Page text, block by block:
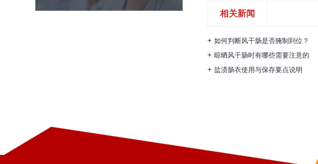
相关新闻
如何判断风干肠是否腌制到位？
晾晒风干肠时有哪些需要注意的
盐渍肠衣使用与保存要点说明